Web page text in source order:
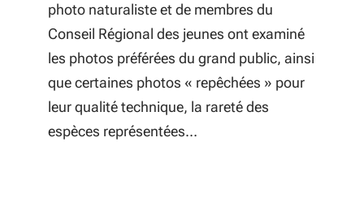
photo naturaliste et de membres du
Conseil Régional des jeunes ont examiné
les photos préférées du grand public, ainsi
que certaines photos « repêchées » pour
leur qualité technique, la rareté des
espèces représentées…